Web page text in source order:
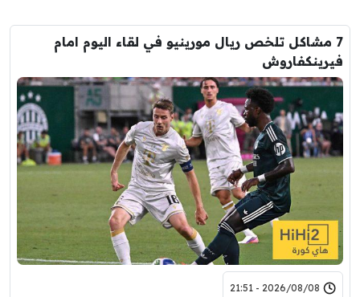
7 مشاكل تلخص ريال مورينيو في لقاء اليوم امام
فيرينكفاروش
2026/08/08 - 21:51